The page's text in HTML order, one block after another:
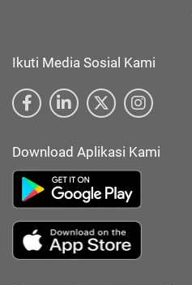
Ikuti Media Sosial Kami
Download Aplikasi Kami